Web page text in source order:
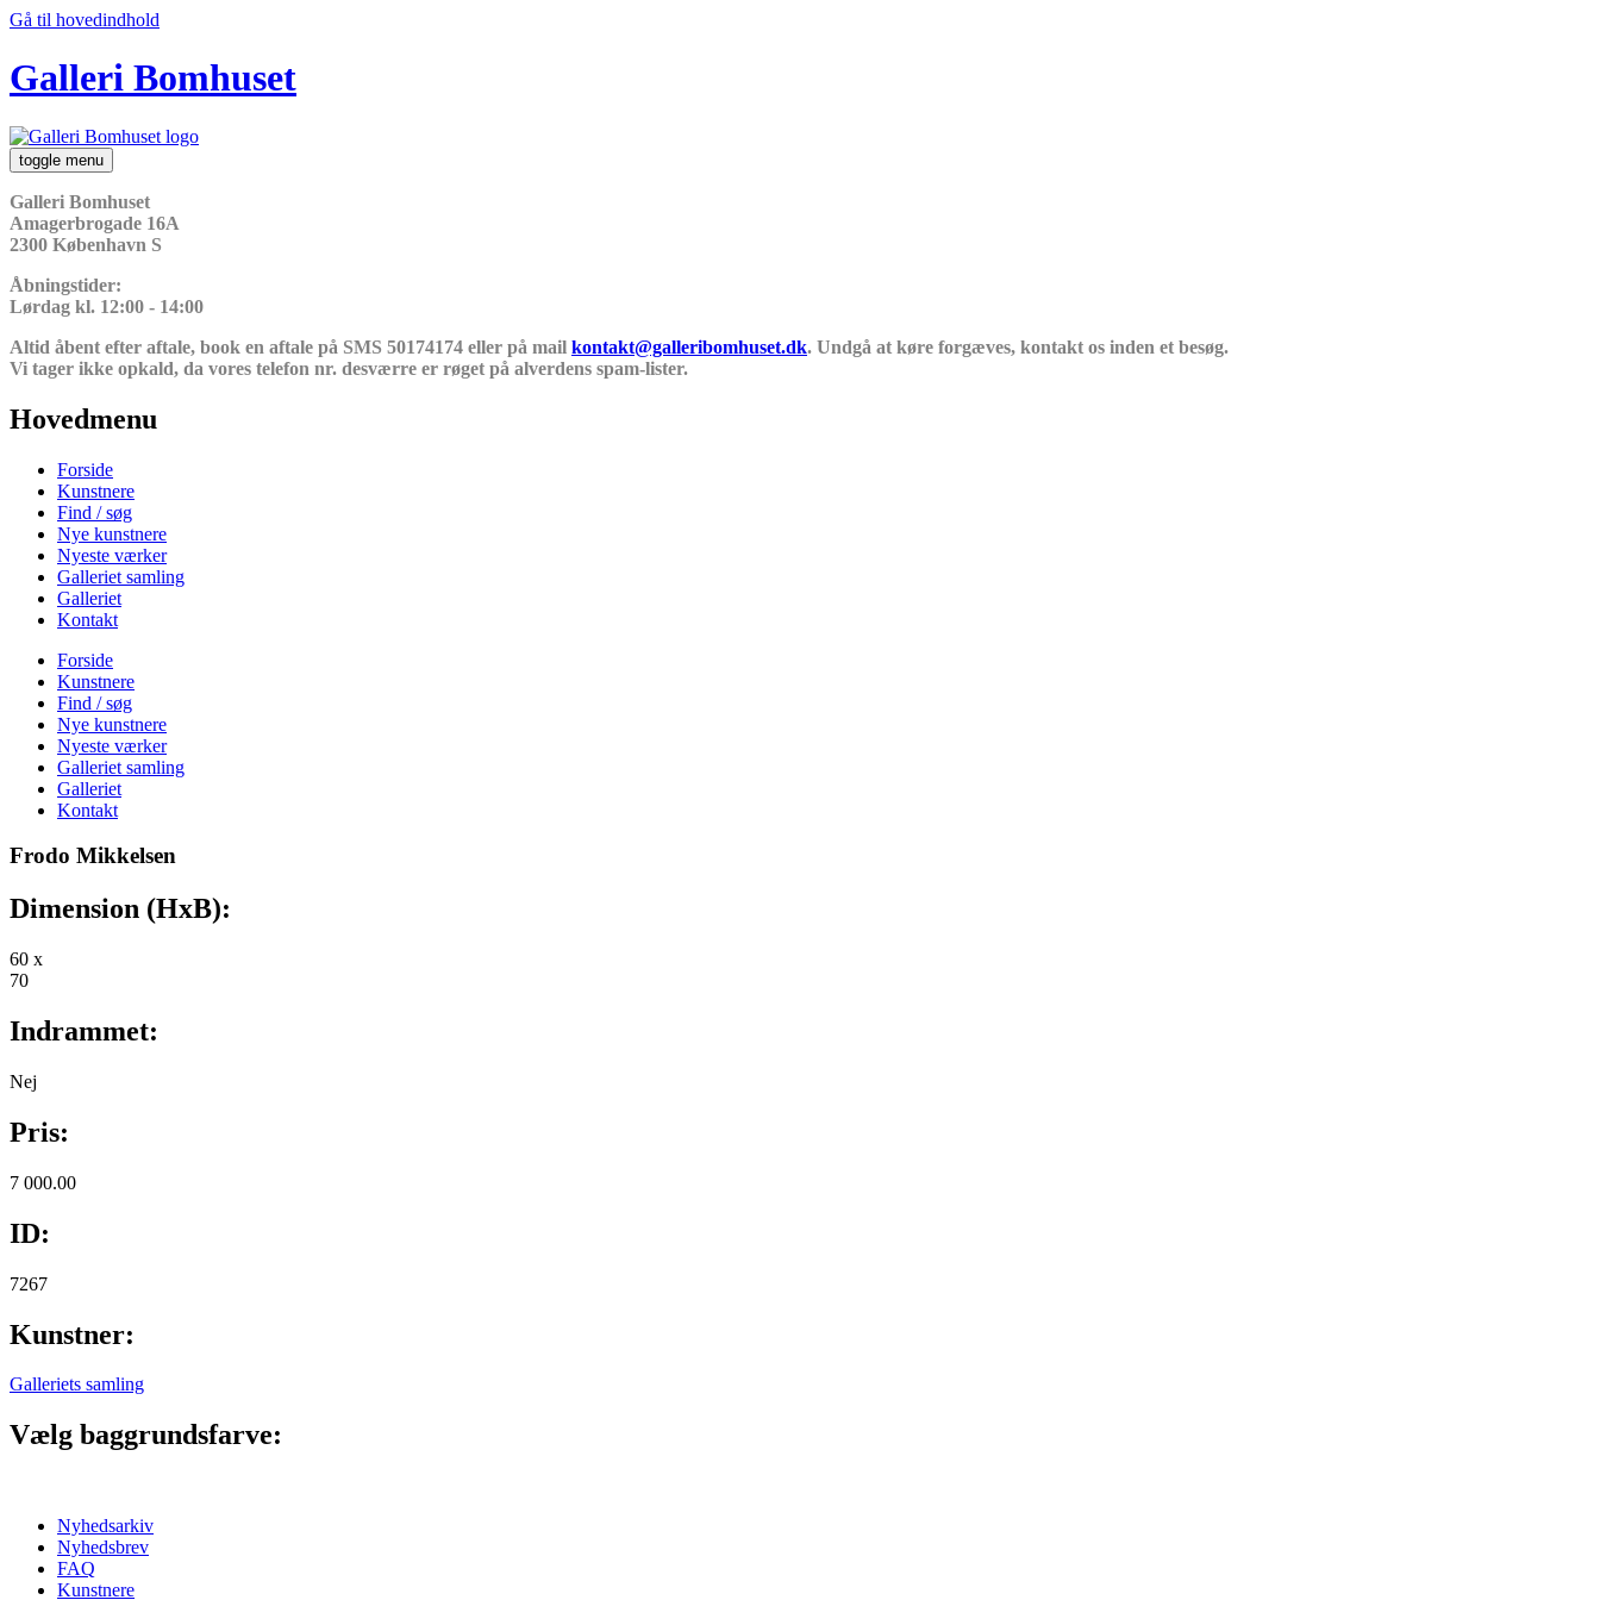
Gå til hovedindhold
Galleri Bomhuset
toggle menu
Galleri Bomhuset
Amagerbrogade 16A
2300 København S
Åbningstider:
Lørdag kl. 12:00 - 14:00
Altid åbent efter aftale, book en aftale på SMS 50174174 eller på mail kontakt@galleribomhuset.dk. Undgå at køre forgæves, kontakt os inden et besøg.
Vi tager ikke opkald, da vores telefon nr. desværre er røget på alverdens spam-lister.
Hovedmenu
Forside
Kunstnere
Find / søg
Nye kunstnere
Nyeste værker
Galleriet samling
Galleriet
Kontakt
Forside
Kunstnere
Find / søg
Nye kunstnere
Nyeste værker
Galleriet samling
Galleriet
Kontakt
Frodo Mikkelsen
Dimension (HxB):
60 x
70
Indrammet:
Nej
Pris:
7 000.00
ID:
7267
Kunstner:
Galleriets samling
Vælg baggrundsfarve:
Nyhedsarkiv
Nyhedsbrev
FAQ
Kunstnere